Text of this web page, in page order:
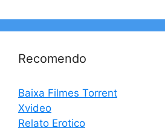
Recomendo
Baixa Filmes Torrent
Xvideo
Relato Erotico